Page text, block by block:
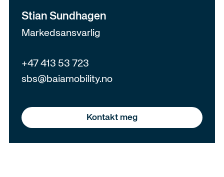
Stian Sundhagen
Markedsansvarlig
+47 413 53 723
sbs@baiamobility.no
Kontakt meg